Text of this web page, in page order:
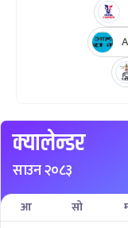
क्यालेन्डर
साउन २०८३
आ सो